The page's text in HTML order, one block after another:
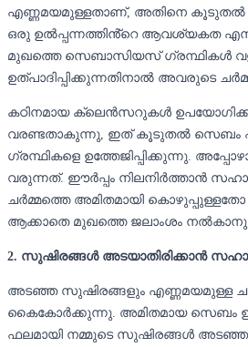
എണ്ണമയമുള്ളതാണ്, അതിനെ കൂടുതൽ
ഒരു ഉൽപ്പന്നത്തിൻ്റെ ആവശ്യകത
മുഖത്തെ സെബാസിയസ് ഗ്രന്ഥികൾ
ഉത്പാദിപ്പിക്കുന്നതിനാൽ അവരുടെ
കഠിനമായ ക്ലെൻസറുകൾ
വരണ്ടതാകുന്നു, ഇത് കൂടുതൽ സെബം
ഗ്രന്ഥികളെ ഉത്തേജിപ്പിക്കുന്നു.
വരുന്നത്. ഈർപ്പം നിലനിർത്താൻ
ചർമ്മത്തെ അമിതമായി
ആക്കാതെ മുഖത്തെ ജലാംശം
2. സുഷിരങ്ങൾ അടയാതിരിക്കാൻ
അടഞ്ഞ സുഷിരങ്ങളും എണ്ണമയമുള്ള
കൈകോർക്കുന്നു. അമിതമായ സെബം
ഫലമായി നമ്മുടെ സുഷിരങ്ങൾ